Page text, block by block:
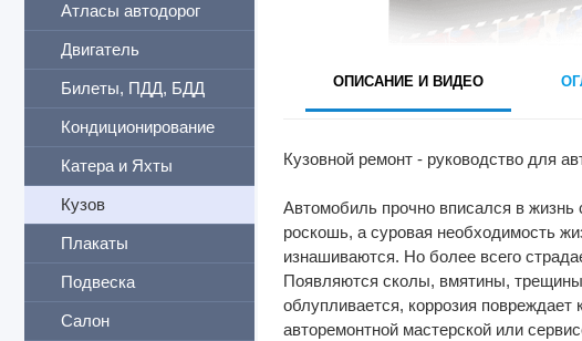
Атласы автодорог
Двигатель
Билеты, ПДД, БДД
Кондиционирование
Катера и Яхты
Кузов
Плакаты
Подвеска
Салон
ОПИСАНИЕ И ВИДЕО
Кузовной ремонт - руководство для
Автомобиль прочно вписался в жизнь
роскошь, а суровая необходимость
изнашиваются. Но более всего
Появляются сколы, вмятины,
облупливается, коррозия
авторемонтной мастерской или